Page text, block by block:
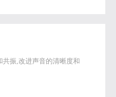
振,改进声音的清晰度和